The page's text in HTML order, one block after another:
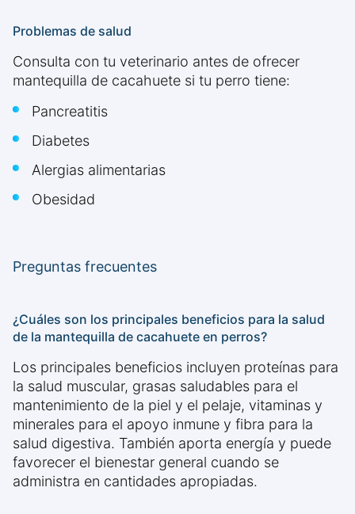
Problemas de salud
Consulta con tu veterinario antes de ofrecer
mantequilla de cacahuete si tu perro tiene:
Pancreatitis
Diabetes
Alergias alimentarias
Obesidad
Preguntas frecuentes
¿Cuáles son los principales beneficios para la salud
de la mantequilla de cacahuete en perros?
Los principales beneficios incluyen proteínas para
la salud muscular, grasas saludables para el
mantenimiento de la piel y el pelaje, vitaminas y
minerales para el apoyo inmune y fibra para la
salud digestiva. También aporta energía y puede
favorecer el bienestar general cuando se
administra en cantidades apropiadas.